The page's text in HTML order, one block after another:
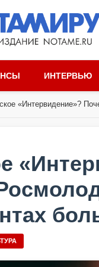
ИНТЕРВЬЮ
«Интервидение»?